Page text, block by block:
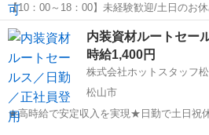
【10：00～18：00】未経験歓迎/土日のお
談可能/車バイク通勤可能 【仕事内容】
————————————————————
◆◆
愛媛 営業
内装資材ルートセー
時給1,400円
株式会社ホットスタッフ
松山市
★高時給で安定収入を実現★日勤で土日祝